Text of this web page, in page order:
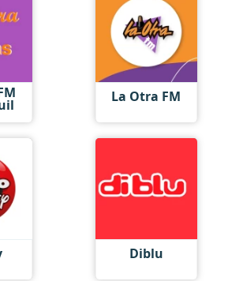
La Otra FM
Diblu